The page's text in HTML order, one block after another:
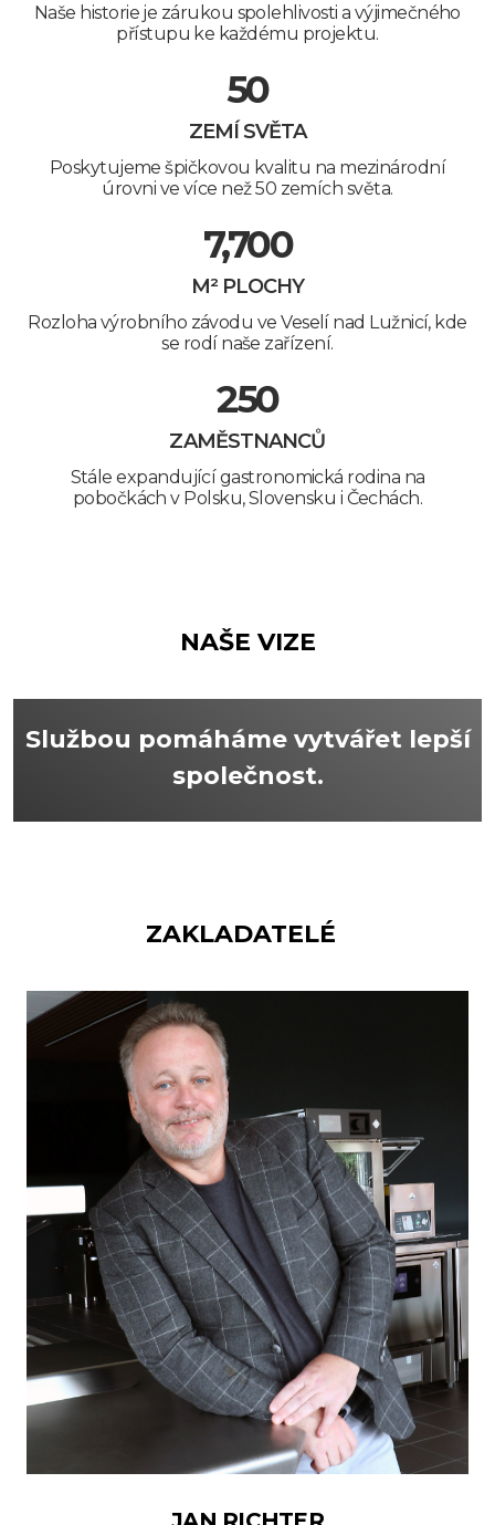
Naše historie je zárukou spolehlivosti a výjimečného
přístupu ke každému projektu.
50
ZEMÍ SVĚTA
Poskytujeme špičkovou kvalitu na mezinárodní
úrovni ve více než 50 zemích světa.
7,700
M² PLOCHY
Rozloha výrobního závodu ve Veselí nad Lužnicí, kde
se rodí naše zařízení.
250
ZAMĚSTNANCŮ
Stále expandující gastronomická rodina na
pobočkách v Polsku, Slovensku i Čechách.
NAŠE VIZE
Službou pomáháme vytvářet lepší
společnost.
ZAKLADATELÉ